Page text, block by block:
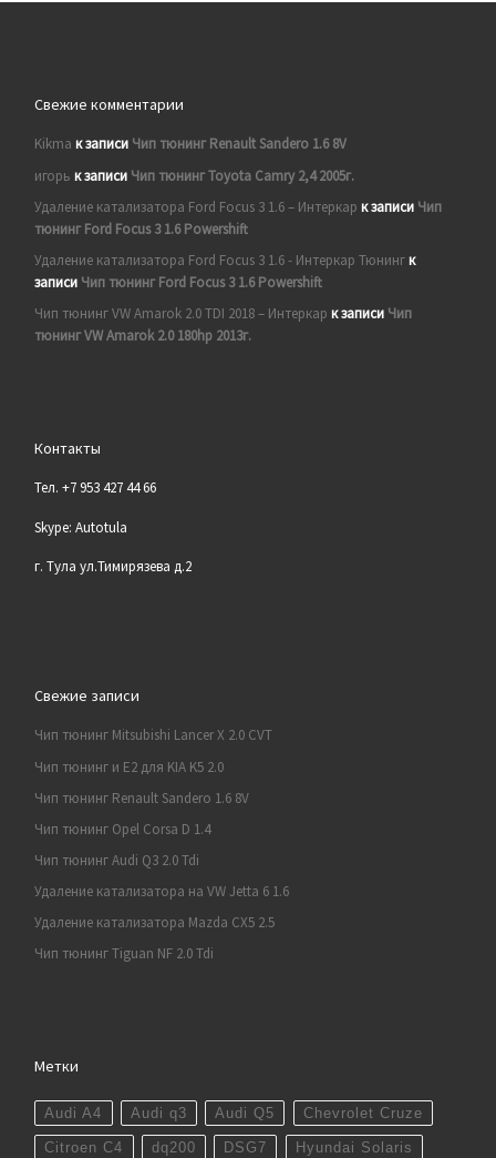
Свежие комментарии
Kikma к записи Чип тюнинг Renault Sandero 1.6 8V
игорь к записи Чип тюнинг Toyota Camry 2,4 2005г.
Удаление катализатора Ford Focus 3 1.6 – Интеркар к записи Чип
тюнинг Ford Focus 3 1.6 Powershift
Удаление катализатора Ford Focus 3 1.6 - Интеркар Тюнингк
записи Чип тюнинг Ford Focus 3 1.6 Powershift
Чип тюнинг VW Amarok 2.0 TDI 2018 – Интеркар к записи Чип
тюнинг VW Amarok 2.0 180hp 2013г.
Контакты
Тел. +7 953 427 44 66
Skype: Autotula
г. Тула ул.Тимирязева д.2
Свежие записи
Чип тюнинг Mitsubishi Lancer X 2.0 CVT
Чип тюнинг и E2 для KIA K5 2.0
Чип тюнинг Renault Sandero 1.6 8V
Чип тюнинг Opel Corsa D 1.4
Чип тюнинг Audi Q3 2.0 Tdi
Удаление катализатора на VW Jetta 6 1.6
Удаление катализатора Mazda CX5 2.5
Чип тюнинг Tiguan NF 2.0 Tdi
Метки
Audi A4 Audi q3 Audi Q5 Chevrolet Cruze
Citroen C4 dq200 DSG7 Hyundai Solaris